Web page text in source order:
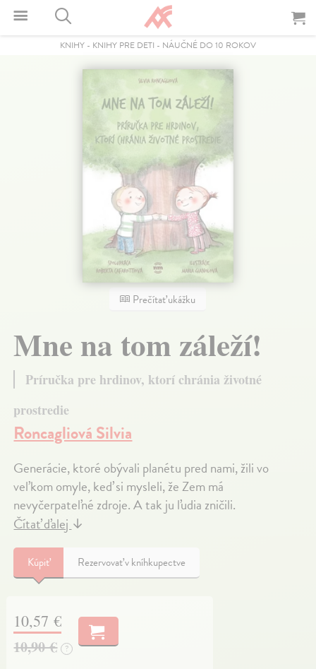
KNIHY - KNIHY PRE DETI - NÁUČNÉ DO 10 ROKOV
Prečítať ukážku
Mne na tom záleží!
Príručka pre hrdinov, ktorí chránia životné
prostredie
Roncagliová Silvia
Generácie, ktoré obývali planétu pred nami, žili vo
veľkom omyle, keď si mysleli, že Zem má
nevyčerpateľné zdroje. A tak ju ľudia zničili.
Čítať ďalej↓
Kúpiť Rezervovať v kníhkupectve
10,57 €
10,90 € ?